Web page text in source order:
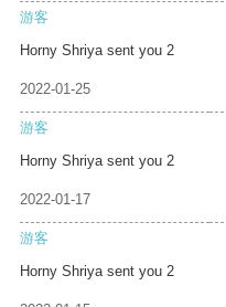
游客
Horny Shriya sent you 2
2022-01-25
游客
Horny Shriya sent you 2
2022-01-17
游客
Horny Shriya sent you 2